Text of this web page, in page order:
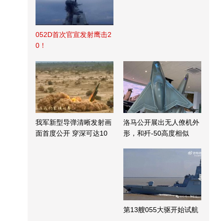
052D首次官宣发射鹰击2
0！
我军新型导弹清晰发射画
面首度公开 穿深可达10
洛马公开展出无人僚机外
形，和歼-50高度相似
第13艘055大驱开始试航